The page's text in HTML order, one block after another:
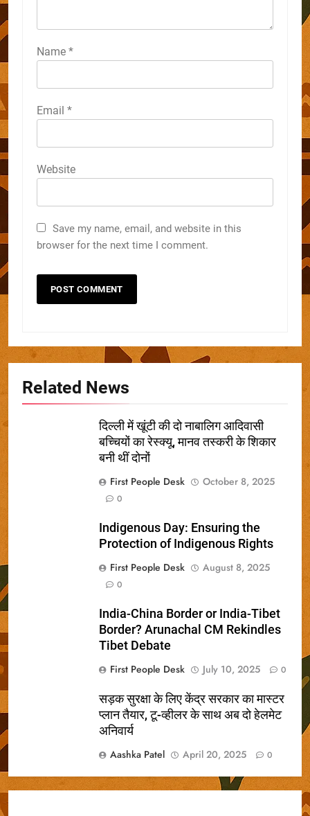
Name *
Email *
Website
Save my name, email, and website in this
browser for the next time I comment.
Related News
दिल्ली में खूंटी की दो नाबालिग आदिवासी
बच्चियों का रेस्क्यू, मानव तस्करी के शिकार
बनी थीं दोनों
First People Desk
October 8, 2025
0
Indigenous Day: Ensuring the
Protection of Indigenous Rights
First People Desk
August 8, 2025
0
India-China Border or India-Tibet
Border? Arunachal CM Rekindles
Tibet Debate
First People Desk
July 10, 2025 0
सड़क सुरक्षा के लिए केंद्र सरकार का मास्टर
प्लान तैयार, टू-व्हीलर के साथ अब दो हेलमेट
अनिवार्य
Aashka Patel
April 20, 2025 0